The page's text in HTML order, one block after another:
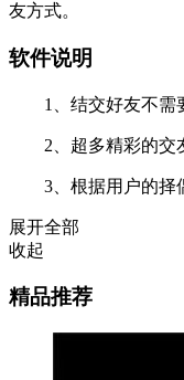
友方式。
软件说明
1、结交好友不需要
2、超多精彩的交友
3、根据用户的择偶
展开全部
收起
精品推荐